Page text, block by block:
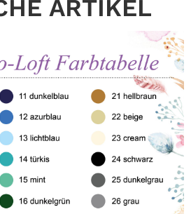
ARTIKEL